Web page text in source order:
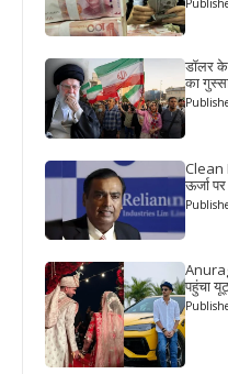
डॉलर के
का
Clean
ऊर्जा पर
पहुंचा